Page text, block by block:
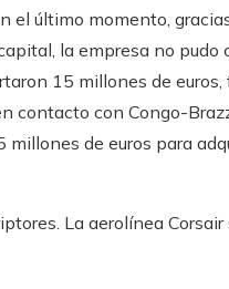
el último momento,
la empresa no
15 millones de
contacto con Congo-
millones de euros para
La aerolínea